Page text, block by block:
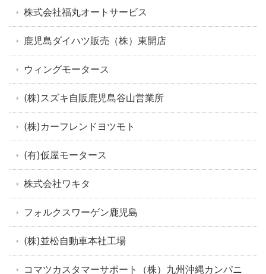
株式会社福丸オートサービス
鹿児島ダイハツ販売（株）東開店
ウィングモータース
(株)スズキ自販鹿児島谷山営業所
(株)カーフレンドヨツモト
(有)仮屋モータース
株式会社ワキタ
フォルクスワーゲン鹿児島
(株)並松自動車本社工場
コマツカスタマーサポート（株）九州沖縄カンパニ